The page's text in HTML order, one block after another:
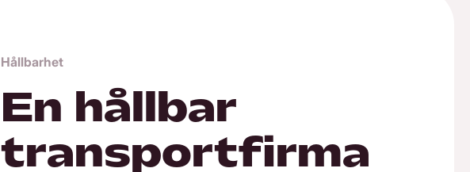
Hållbarhet
En hållbar
transportfirma